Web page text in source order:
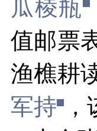
瓜棱瓶
值邮票
渔樵耕
军持